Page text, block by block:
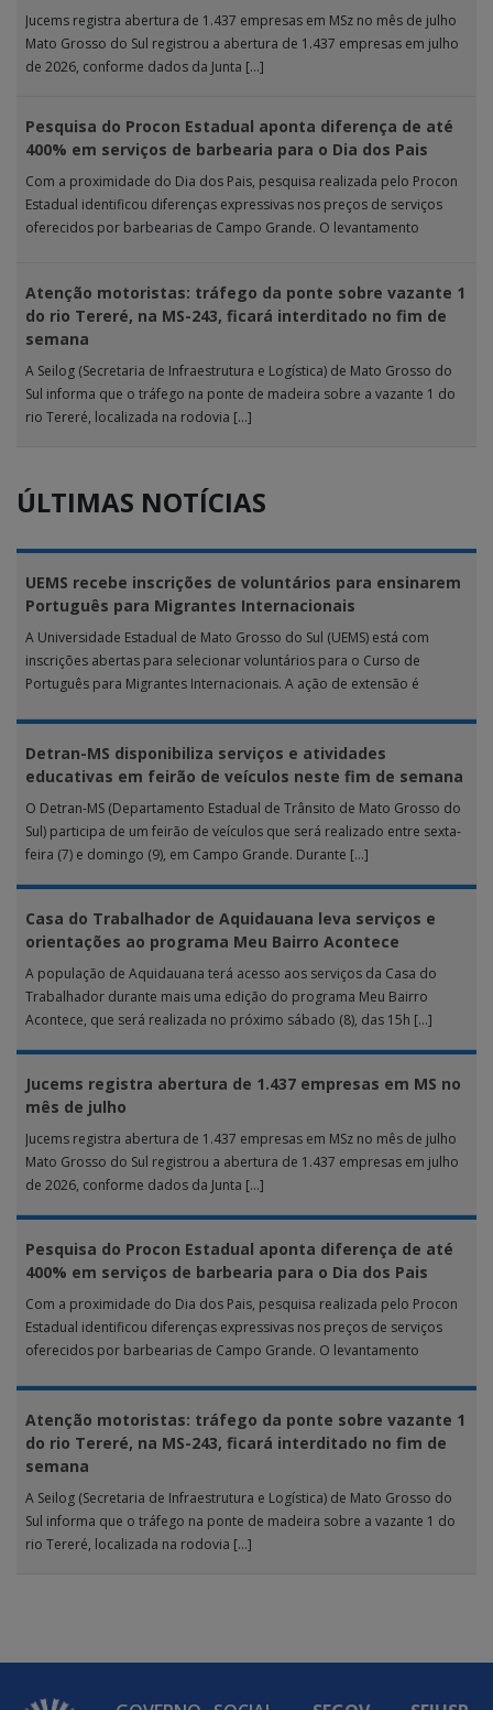
Jucems registra abertura de 1.437 empresas em MSz no mês de julho
Mato Grosso do Sul registrou a abertura de 1.437 empresas em julho
de 2026, conforme dados da Junta […]
Pesquisa do Procon Estadual aponta diferença de até
400% em serviços de barbearia para o Dia dos Pais
Com a proximidade do Dia dos Pais, pesquisa realizada pelo Procon
Estadual identificou diferenças expressivas nos preços de serviços
oferecidos por barbearias de Campo Grande. O levantamento
Atenção motoristas: tráfego da ponte sobre vazante 1
do rio Tereré, na MS-243, ficará interditado no fim de
semana
A Seilog (Secretaria de Infraestrutura e Logística) de Mato Grosso do
Sul informa que o tráfego na ponte de madeira sobre a vazante 1 do
rio Tereré, localizada na rodovia […]
ÚLTIMAS NOTÍCIAS
UEMS recebe inscrições de voluntários para ensinarem
Português para Migrantes Internacionais
A Universidade Estadual de Mato Grosso do Sul (UEMS) está com
inscrições abertas para selecionar voluntários para o Curso de
Português para Migrantes Internacionais. A ação de extensão é
Detran-MS disponibiliza serviços e atividades
educativas em feirão de veículos neste fim de semana
O Detran-MS (Departamento Estadual de Trânsito de Mato Grosso do
Sul) participa de um feirão de veículos que será realizado entre sexta-
feira (7) e domingo (9), em Campo Grande. Durante […]
Casa do Trabalhador de Aquidauana leva serviços e
orientações ao programa Meu Bairro Acontece
A população de Aquidauana terá acesso aos serviços da Casa do
Trabalhador durante mais uma edição do programa Meu Bairro
Acontece, que será realizada no próximo sábado (8), das 15h […]
Jucems registra abertura de 1.437 empresas em MS no
mês de julho
Jucems registra abertura de 1.437 empresas em MSz no mês de julho
Mato Grosso do Sul registrou a abertura de 1.437 empresas em julho
de 2026, conforme dados da Junta […]
Pesquisa do Procon Estadual aponta diferença de até
400% em serviços de barbearia para o Dia dos Pais
Com a proximidade do Dia dos Pais, pesquisa realizada pelo Procon
Estadual identificou diferenças expressivas nos preços de serviços
oferecidos por barbearias de Campo Grande. O levantamento
Atenção motoristas: tráfego da ponte sobre vazante 1
do rio Tereré, na MS-243, ficará interditado no fim de
semana
A Seilog (Secretaria de Infraestrutura e Logística) de Mato Grosso do
Sul informa que o tráfego na ponte de madeira sobre a vazante 1 do
rio Tereré, localizada na rodovia […]